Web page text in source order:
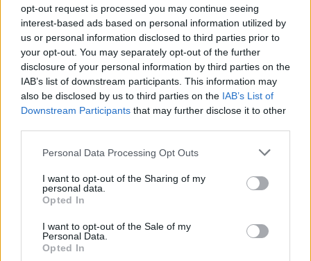
opt-out request is processed you may continue seeing
interest-based ads based on personal information utilized by
us or personal information disclosed to third parties prior to
your opt-out. You may separately opt-out of the further
disclosure of your personal information by third parties on the
IAB’s list of downstream participants. This information may
also be disclosed by us to third parties on the IAB’s List of
Downstream Participants that may further disclose it to other
Personal Data Processing Opt Outs
I want to opt-out of the Sharing of my
personal data.
Opted In
I want to opt-out of the Sale of my
Personal Data.
Opted In
2026. augusztus 06., csütörtök
„Az ember megpróbálja a maga
képére formálni a világ egy kis